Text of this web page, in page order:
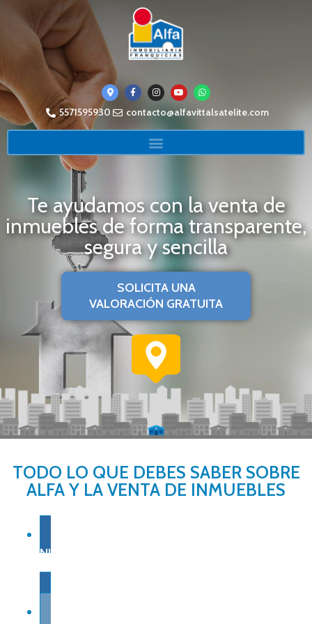
5571595930 contacto@alfavittalsatelite.com
Te ayudamos con la venta de
inmuebles de forma transparente,
segura y sencilla
SOLICITA UNA
VALORACIÓN GRATUITA
TODO LO QUE DEBES SABER SOBRE
ALFA Y LA VENTA DE INMUEBLES
NUESTRA EXPERIENCIA